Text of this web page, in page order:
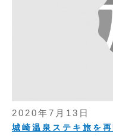
2020年7月13日
城崎温泉ステキ旅を再